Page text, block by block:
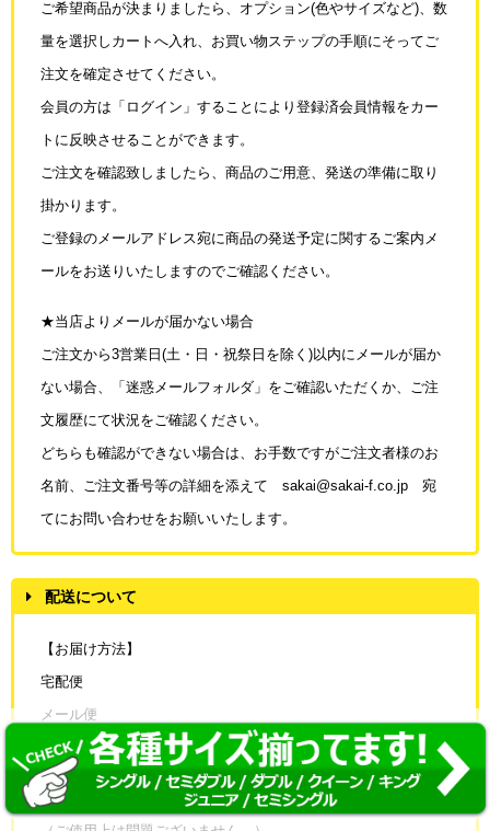
ご希望商品が決まりましたら、オプション(色やサイズなど)、数
量を選択しカートへ入れ、 お買い物ステップの手順にそってご
注文を確定させてください。
会員の方は「ログイン」することにより登録済会員情報をカー
トに反映させることができます。
ご注文を確認致しましたら、商品のご用意、発送の準備に取り
掛かります。
ご登録のメールアドレス宛に商品の発送予定に関するご案内メ
ールをお送りいたしますので ご確認ください。
★当店よりメールが届かない場合
ご注文から3営業日(土・日・祝祭日を除く)以内にメールが届か
ない場合、「迷惑メールフォルダ」をご確認いただくか、ご注
文履歴にて状況をご確認ください。
どちらも確認ができない場合は、お手数ですがご注文者様のお
名前、ご注文番号等の詳細を添えて sakai@sakai-f.co.jp 宛
てにお問い合わせをお願いいたします。
配送について
【お届け方法】
宅配便
メール便
当店では、お客様の送料ご負担軽減のため、コンパクト梱包で
のエコ配送を実施しています。